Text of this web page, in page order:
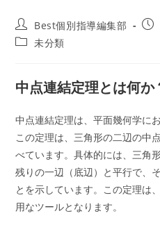
投
稿
Best個別指導編集部
投
投
テ
ゴ
ー:
未分類
中点連結定理とは何か
中点連結定理は、平面幾何学に
この定理は、三角形の二辺の中
べています。具体的には、三角
残りの一辺（底辺）と平行で、
とを示しています。この定理は
用なツールとなります。